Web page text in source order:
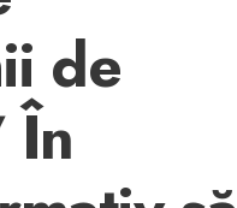
de
În